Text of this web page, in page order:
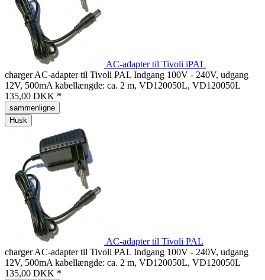
AC-adapter til Tivoli iPAL
charger AC-adapter til Tivoli PAL Indgang 100V - 240V, udgang
12V, 500mA kabellængde: ca. 2 m, VD120050L, VD120050L
135,00 DKK *
sammenligne
Husk
AC-adapter til Tivoli PAL
charger AC-adapter til Tivoli PAL Indgang 100V - 240V, udgang
12V, 500mA kabellængde: ca. 2 m, VD120050L, VD120050L
135,00 DKK *